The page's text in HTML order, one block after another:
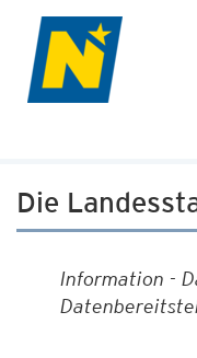
Die
Information -